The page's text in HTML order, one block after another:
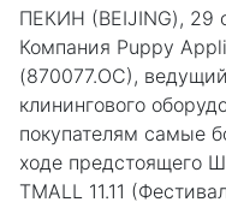
ПЕКИН (BEIJING), 29
Компания Puppy
(870077.OC),
клинингового
покупателям самые
ходе предстоящего
TMALL 11.11